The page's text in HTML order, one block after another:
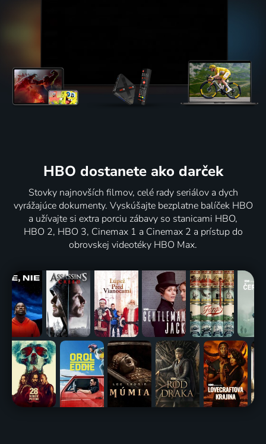
HBO dostanete ako darček
Stovky najnovších filmov, celé rady seriálov a dych
vyrážajúce dokumenty. Vyskúšajte bezplatne balíček HBO
a užívajte si extra porciu zábavy so stanicami HBO,
HBO 2, HBO 3, Cinemax 1 a Cinemax 2 a prístup do
obrovskej videotéky HBO Max.